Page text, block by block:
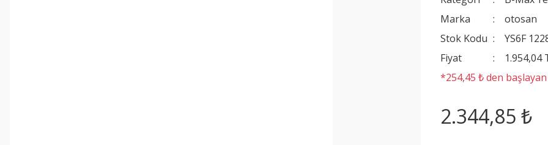
Marka
otosan
Stok Kodu
YS6F
Fiyat
1.954,04
*254,45 ₺ den
2.344,85 ₺